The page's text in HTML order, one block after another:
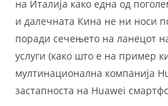
на Италија како една од
и далечната Кина не ни носи
поради сечењето на ланецот
услуги (како што е на пример
мултинационална компанија
застапноста на Huawei